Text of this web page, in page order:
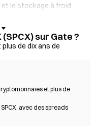
le stockage à froid.
garde. Les
de conserver vos
prennent aussi
des SPCX par
Sauvegardez
les adresses de contrat
sur Gate ?
de dix ans de
et plus de
avec des spreads